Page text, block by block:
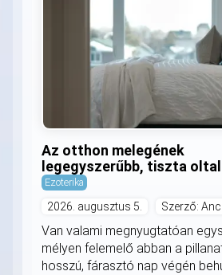
Az otthon melegének
legegyszerűbb, tiszta
Ezoterika
2026. augusztus 5. Szerző:
Van valami megnyugtatóan
mélyen felemelő abban a
hosszú, fárasztó nap végén